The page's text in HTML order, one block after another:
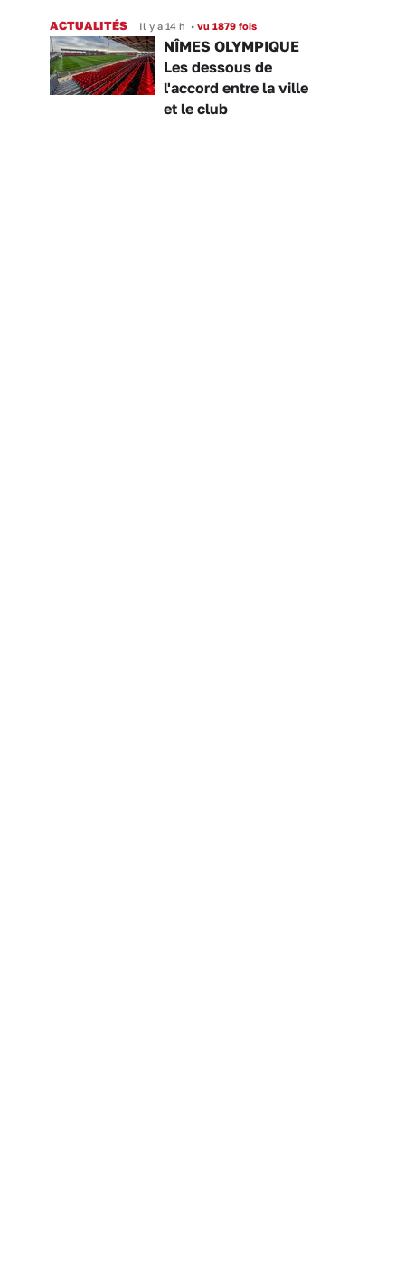
ACTUALITÉS Il y a 14 h • vu 1879 fois
NÎMES OLYMPIQUE
Les dessous de
l'accord entre la ville
et le club